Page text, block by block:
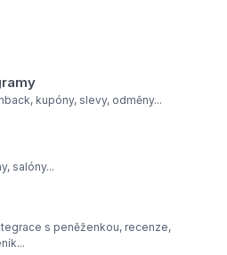
kupóny, slevy, odměny...
salóny...
s peněženkou, recenze,